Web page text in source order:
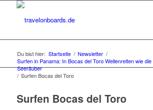
Du bist hier: Startseite / Newsletter /
Surfen in Panama: In Bocas del Toro Wellenreiten wie die
Seeräuber
/ Surfen Bocas del Toro
Surfen Bocas del Toro